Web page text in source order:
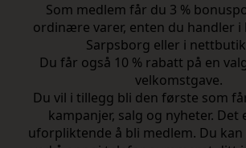
Som medlem får du 3 %
ordinære varer, enten du handler i
Sarpsborg eller i
Du får også 10 % rabatt på en
velkomstgave.
Du vil i tillegg bli den første som
kampanjer, salg og nyheter. Det
uforpliktende å bli medlem. Du